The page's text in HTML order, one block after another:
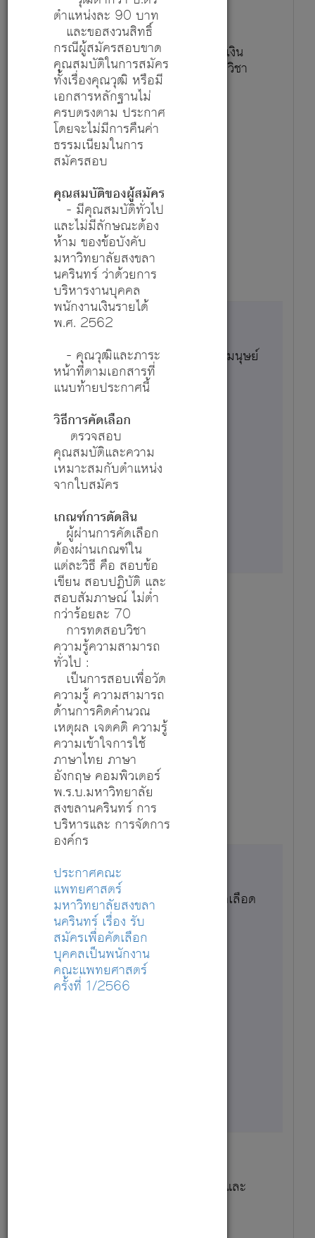
เจ้าหน้าที่บริการการศึกษา (จ้างด้วยเงิน
โครงการจัดการศึกษาพิเศษ) - สาขาวิชา
ระบาดวิทยา
สมัครตำแหน่งนี้
รายละเอียด
18,000
10 ก.ค. 69 - 9 ส.ค. 69
ผู้ปฏิบัติงานบริหาร - ฝ่ายทรัพยากรมนุษย์
สมัครตำแหน่งนี้
รายละเอียด
13,800
9 ก.ค. 69 - 16 ส.ค. 69
ผู้ปฏิบัติงานบริหาร - งานจัดหาพัสดุ
สมัครตำแหน่งนี้
รายละเอียด
13,800
1 ก.ค. 69 - 7 ส.ค. 69
นักรังสีการแพทย์ - ศูนย์รักษาหลอดเลือด
ครบวงจรสงขลานครินทร์
สมัครตำแหน่งนี้
รายละเอียด
นักกิจกรรมบำบัด - ศูนย์พัฒนาการและ
ตำแหน่งละ 90 บาท
และขอสงวนสิทธิ์
กรณีผู้สมัครสอบขาด
คุณสมบัติในการสมัคร
ทั้งเรื่องคุณวุฒิ หรือมี
เอกสารหลักฐานไม่
ครบตรงตาม ประกาศ
โดยจะไม่มีการคืนค่า
ธรรมเนียมในการ
สมัครสอบ
คุณสมบัติของผู้สมัคร
- มีคุณสมบัติทั่วไป
และไม่มีลักษณะต้อง
ห้าม ของข้อบังคับ
มหาวิทยาลัยสงขลา
นครินทร์ ว่าด้วยการ
บริหารงานบุคคล
พนักงานเงินรายได้
พ.ศ. 2562
- คุณวุฒิและภาระ
หน้าที่ตามเอกสารที่
แนบท้ายประกาศนี้
วิธีการคัดเลือก
ตรวจสอบ
คุณสมบัติและความ
เหมาะสมกับตำแหน่ง
จากใบสมัคร
เกณฑ์การตัดสิน
ผู้ผ่านการคัดเลือก
ต้องผ่านเกณฑ์ใน
แต่ละวิธี คือ สอบข้อ
เขียน สอบปฏิบัติ และ
สอบสัมภาษณ์ ไม่ต่ำ
กว่าร้อยละ 70
การทดสอบวิชา
ความรู้ความสามารถ
ทั่วไป :
เป็นการสอบเพื่อวัด
ความรู้ ความสามารถ
ด้านการคิดคำนวณ
เหตุผล เจตคติ ความรู้
ความเข้าใจการใช้
ภาษาไทย ภาษา
อังกฤษ คอมพิวเตอร์
พ.ร.บ.มหาวิทยาลัย
สงขลานครินทร์ การ
บริหารและ การจัดการ
องค์กร
ประกาศคณะ
แพทยศาสตร์
มหาวิทยาลัยสงขลา
นครินทร์ เรื่อง รับ
สมัครเพื่อคัดเลือก
บุคคลเป็นพนักงาน
คณะแพทยศาสตร์
ครั้งที่ 1/2566